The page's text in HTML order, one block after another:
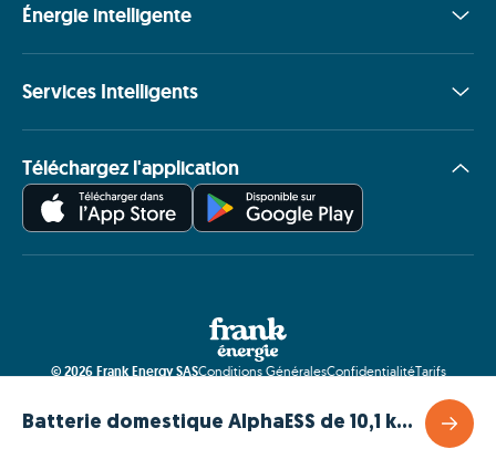
Batterie domestique AlphaESS de 10,1 kWh avec onduleur de 5 kW (SMILE G3-S5) (monophasé)
Énergie intelligente
Services Intelligents
Téléchargez l'application
©2026Frank Energy SASConditions GénéralesConfidentialitéTarifs